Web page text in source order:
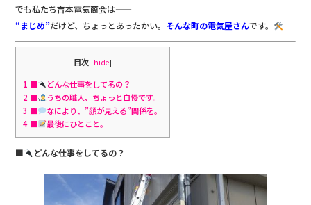
でも私たち吉本電気商会は——
“まじめ”だけど、ちょっとあったかい。 そんな町の電気屋さんです。
目次 [hide]
1 ■
どんな仕事をしてるの？
2 ■
うちの職人、ちょっと自慢です。
3 ■
なにより、”顔が見える”関係を。
4 ■ 最後にひとこと。
■ どんな仕事をしてるの？